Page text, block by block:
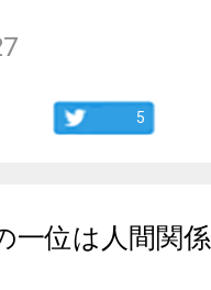
5
一位は人間関